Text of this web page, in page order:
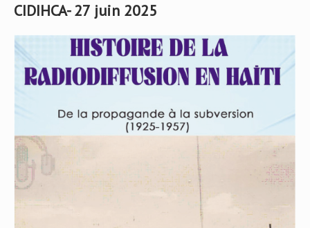
CIDIHCA- 27 juin 2025